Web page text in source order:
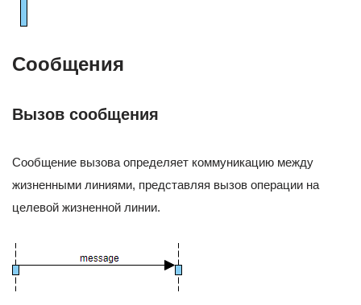
Сообщения
Вызов сообщения
Сообщение вызова определяет коммуникацию между
жизненными линиями, представляя вызов операции на
целевой жизненной линии.